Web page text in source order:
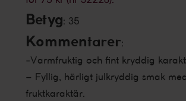
Betyg: 35
Kommentarer:
-Varmfruktig och fint kryddig
– Fyllig, härligt julkryddig smak
fruktkaraktär.